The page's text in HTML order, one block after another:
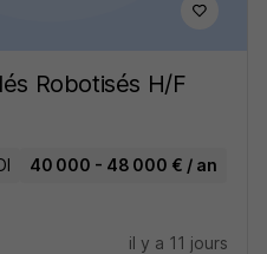
Robotisés H/F
40 000 - 48 000 € / an
il y a 11 jours